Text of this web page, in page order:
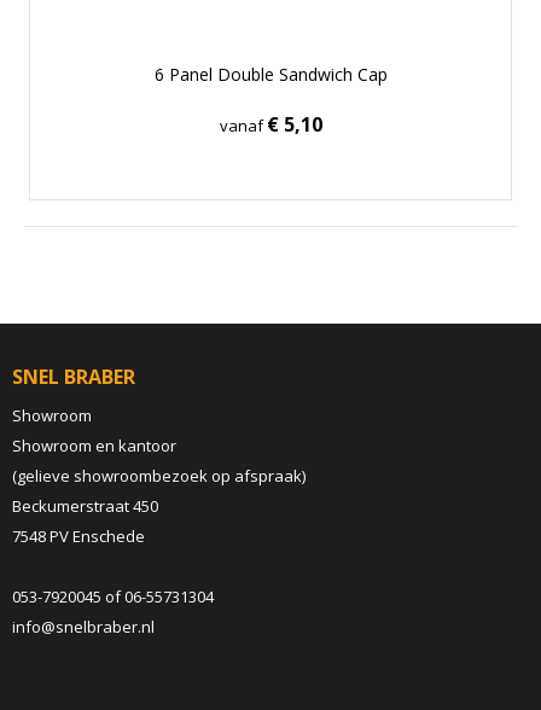
6 Panel Double Sandwich Cap
vanaf€ 5,10
SNEL BRABER
Showroom
Showroom en kantoor
(gelieve showroombezoek op afspraak)
Beckumerstraat 450
7548 PV Enschede
053-7920045 of 06-55731304
info@snelbraber.nl